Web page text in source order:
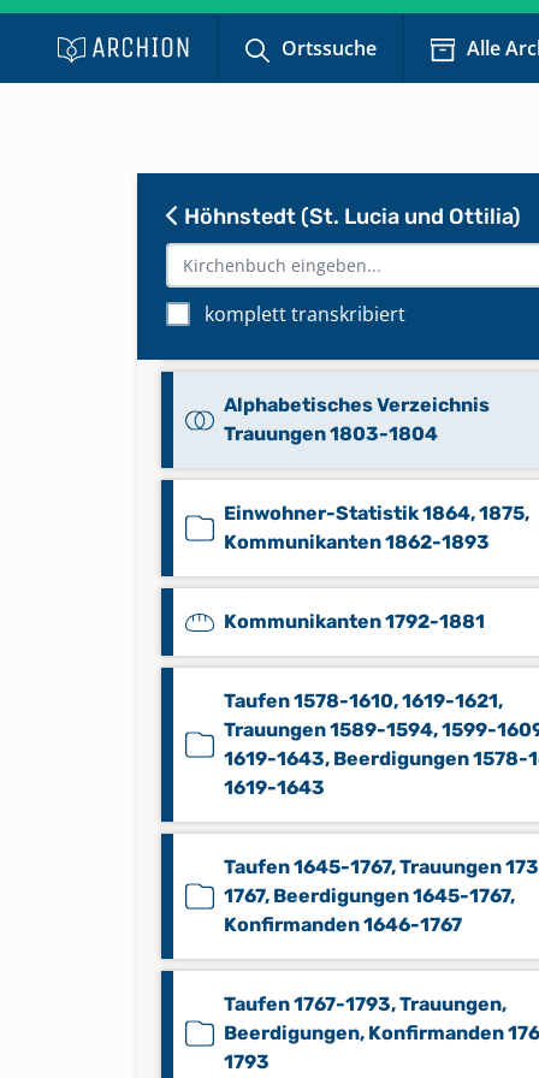
Ortssuche Alle
Höhnstedt (St. Lucia und Ottilia)
komplett transkribiert
Trauungen, Beerdigungen 1578-
Trauungen, Beerdigungen 1645-
Alphabetisches Verzeichnis
Trauungen 1803-1804
Einwohner-Statistik 1864, 1875,
Kommunikanten 1862-1893
Kommunikanten 1792-1881
Taufen 1578-1610, 1619-1621,
Trauungen 1589-1594, 1599-
1619-1643, Beerdigungen 1578-
1619-1643
Taufen 1645-1767, Trauungen
1767, Beerdigungen 1645-1767,
Konfirmanden 1646-1767
Taufen 1767-1793, Trauungen,
Beerdigungen, Konfirmanden
1793